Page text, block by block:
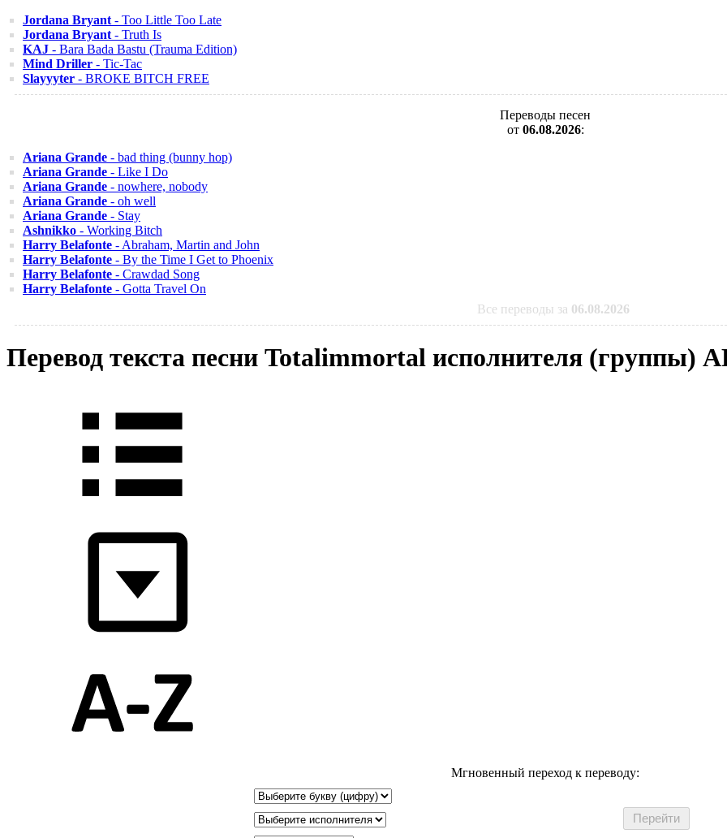
Jordana Bryant - Too Little Too Late
Jordana Bryant - Truth Is
KAJ - Bara Bada Bastu (Trauma Edition)
Mind Driller - Tic-Tac
Slayyyter - BROKE BITCH FREE
Переводы песен
от 06.08.2026:
Ariana Grande - bad thing (bunny hop)
Ariana Grande - Like I Do
Ariana Grande - nowhere, nobody
Ariana Grande - oh well
Ariana Grande - Stay
Ashnikko - Working Bitch
Harry Belafonte - Abraham, Martin and John
Harry Belafonte - By the Time I Get to Phoenix
Harry Belafonte - Crawdad Song
Harry Belafonte - Gotta Travel On
Все переводы за 06.08.2026
Перевод текста песни Totalimmortal исполнителя (группы)
Мгновенный переход к переводу: